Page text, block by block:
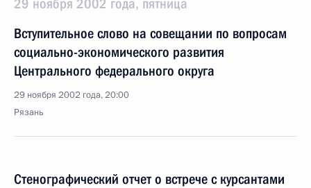
29 ноября 2002 года, пятница
Вступительное слово на совещании по вопросам
социально-экономического развития
Центрального федерального округа
29 ноября 2002 года, 20:00
Рязань
Стенографический отчет о встрече с курсантами